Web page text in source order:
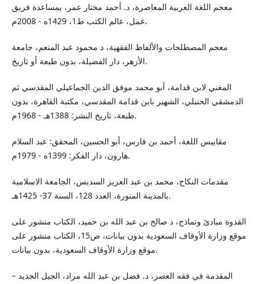
معجم اللغة العربية المعاصرة، د. أحمد مختار عمر، بمساعدة فريق
عمل، عالم الكتب ط1، 1429ه - 2008م.
معجم المصطلحات والألفاظ الفقهية، د محمود عبد المنعم، جامعة
الأزهر، دار الفضيلة، بدون طبعة أو تاريخ.
المغني لابن قدامة، أبو محمد موفق الدين الجماعيلي المقدسي ثم
الدمشقي الحنبلي، الشهير بابن قدامة المقدسي، مكتبة القاهرة، بدون
طبعة، تاريخ النشر: 1388هـ - 1968م.
مقاييس اللغة، أحمد بن فارس، أبو الحسين، المحقق: عبد السلام
هارون، دار الفكر: 1399ه - 1979م.
مقدمات النكاح، محمد بن عبد العزيز السديس، الجامعة الاسلامية
بالمدينة المنورة، العدد 128، السنة 37- 1425هـ.
القدوة مبادئ ونماذج، د صالح بن عبد الله بن حميد، الكتاب منشور على
موقع وزارة الأوقاف السعودية بدون بيانات، ص15، الكتاب منشور على
موقع وزارة الأوقاف السعودية، بدون بيانات.
المقدمة في فقه العصر، د. فضل بن عبد الله مراد، الجيل الجديد –